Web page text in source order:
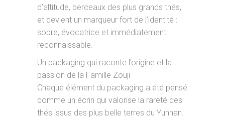
d’altitude, berceaux des plus grands thés,
et devient un marqueur fort de l’identité :
sobre, évocatrice et immédiatement
reconnaissable.
Un packaging qui raconte l’origine et la
passion de la Famille Zouji
Chaque élément du packaging a été pensé
comme un écrin qui valorise la rareté des
thés issus des plus belle terres du Yunnan.